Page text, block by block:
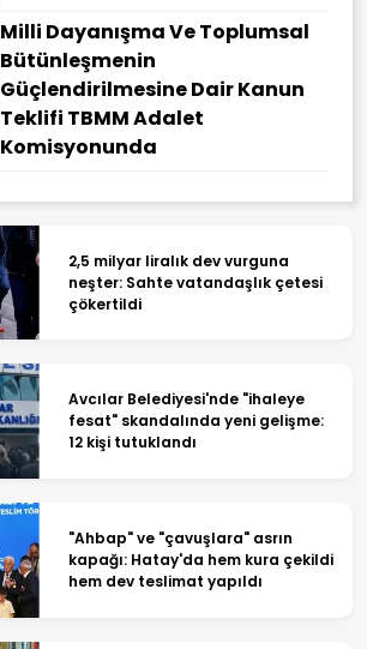
Milli Dayanışma Ve Toplumsal
Bütünleşmenin
Güçlendirilmesine Dair Kanun
Teklifi TBMM Adalet
Komisyonunda
2,5 milyar liralık dev vurguna
neşter: Sahte vatandaşlık çetesi
çökertildi
Avcılar Belediyesi'nde "ihaleye
fesat" skandalında yeni gelişme:
12 kişi tutuklandı
"Ahbap" ve "çavuşlara" asrın
kapağı: Hatay'da hem kura çekildi
hem dev teslimat yapıldı